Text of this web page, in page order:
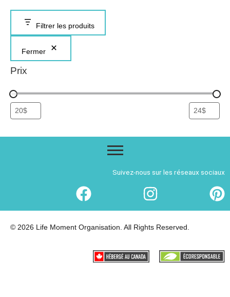
Filtrer les produits
Fermer
Prix
Suivez-nous sur les réseaux sociaux
© 2026 Life Moment Organisation. All Rights Reserved.